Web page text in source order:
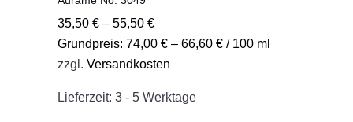
können
35,50€ –55,50€
Grundpreis:74,00€ –66,60€ / 100 ml
zzgl.Versandkosten
Lieferzeit:3 - 5 Werktage